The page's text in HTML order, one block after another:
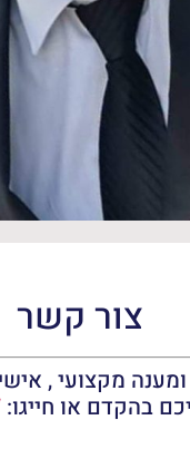
צור קשר
מקצועי ,
בהקדם או חייגו: